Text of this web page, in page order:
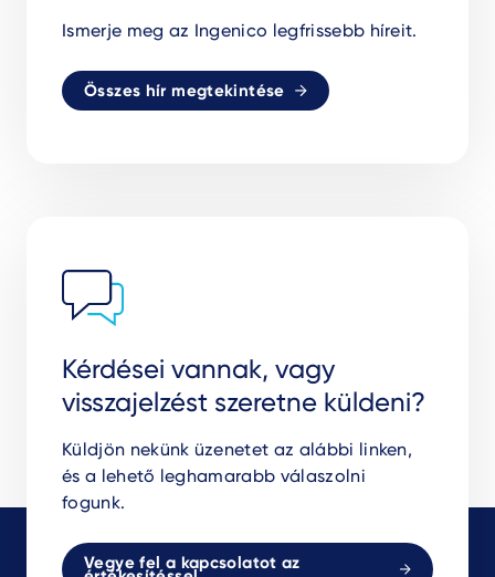
Ismerje meg az Ingenico legfrissebb híreit.
Összes hír megtekintése
Kérdései vannak, vagy
visszajelzést szeretne küldeni?
Küldjön nekünk üzenetet az alábbi linken,
és a lehető leghamarabb válaszolni
fogunk.
Vegye fel a kapcsolatot az